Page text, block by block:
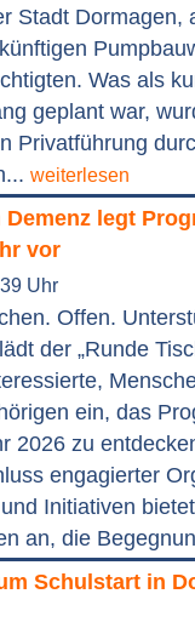
Stadt Dormagen,
Was als
geplant war,
Privatführung
weiterlesen
Demenz legt
vor
Uhr
Offen.
der „Runde
ein, das
2026 zu
engagierter
Initiativen
an, die
Schulstart in